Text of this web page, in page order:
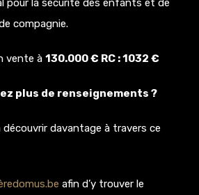
pour la sécurité des enfants et de
compagnie.
vente à 130.000 € RC : 1032 €
plus de renseignements ?
davantage à travers ce
afin d’y trouver le